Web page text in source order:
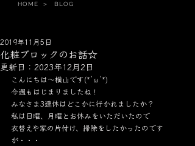
HOME ＞ BLOG
化粧ブロックのお話☆
2019年11月5日
更新日： 2023年12月2日
こんにちは～横山です(*’ω’*)
今週もはじまりましたね！
みなさま3連休はどこかに行かれましたか？
私は日曜、月曜とお休みをいただいたので
衣替えや家の片付け、掃除をしたかったのです
が・・・